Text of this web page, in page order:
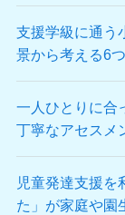
支援学級に通う
景から考える6
一人ひとりに合
丁寧なアセスメ
児童発達支援を
た」が家庭や園